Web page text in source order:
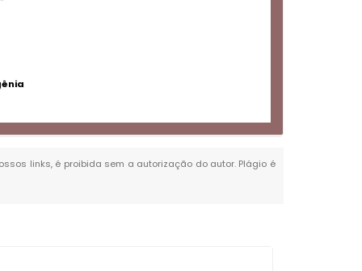
links, é proibida sem a autorização do autor. Plágio é